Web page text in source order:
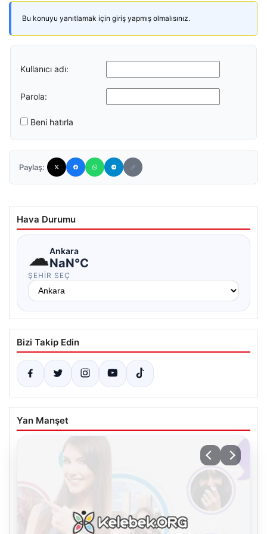
Bu konuyu yanıtlamak için giriş yapmış olmalısınız.
Kullanıcı adı:
Parola:
Beni hatırla
Paylaş:
Hava Durumu
☁Ankara
NaN°C
ŞEHIR SEÇ
Bizi Takip Edin
Yan Manşet